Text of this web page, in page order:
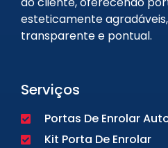
esteticamente
transparente e pontual.
Serviços
Portas De Enrolar
Kit Porta De Enrolar